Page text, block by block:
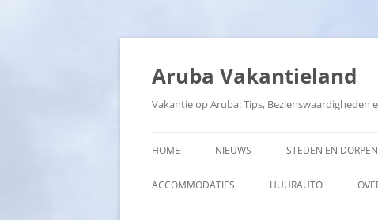
Ga
inhoud
Aruba Vakantieland
Vakantie op Aruba: Tips, Bezienswaardigheden
HOME NIEUWS STEDEN EN DORPEN
ACCOMMODATIES HUURAUTO